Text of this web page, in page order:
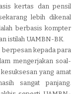
kertas dan pensil
lebih dikenal
berbasis kompter
istilah UAMBN-BK.
berpesan kepada para
mengerjakan soal-
yang amat
sangat panjang.